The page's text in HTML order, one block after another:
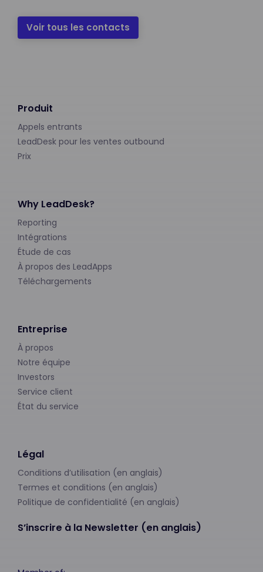
Voir tous les contacts
Produit
Appels entrants
LeadDesk pour les ventes outbound
Prix
Why LeadDesk?
Reporting
Intégrations
Étude de cas
À propos des LeadApps
Téléchargements
Entreprise
À propos
Notre équipe
Investors
Service client
État du service
Légal
Conditions d’utilisation (en anglais)
Termes et conditions (en anglais)
Politique de confidentialité (en anglais)
S’inscrire à la Newsletter (en anglais)